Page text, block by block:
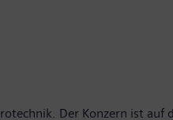
Der Konzern ist auf